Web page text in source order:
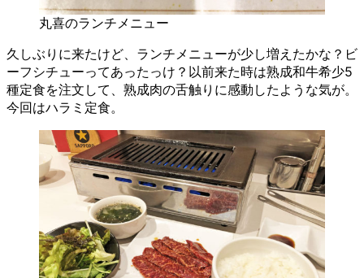
丸喜のランチメニュー
久しぶりに来たけど、ランチメニューが少し増えたかな？ビ
ーフシチューってあったっけ？以前来た時は熟成和牛希少5
種定食を注文して、熟成肉の舌触りに感動したような気が。
今回はハラミ定食。